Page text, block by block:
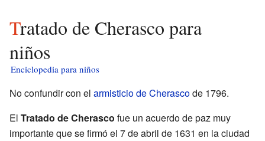
Tratado de Cherasco para
niños
Enciclopedia para niños
No confundir con el armisticio de Cherascode 1796.
El Tratado de Cherasco fue un acuerdo de paz muy
importante que se firmó el 7 de abril de 1631 en la ciudad